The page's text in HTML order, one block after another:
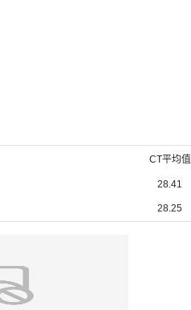
CT平均值
28.41
28.25